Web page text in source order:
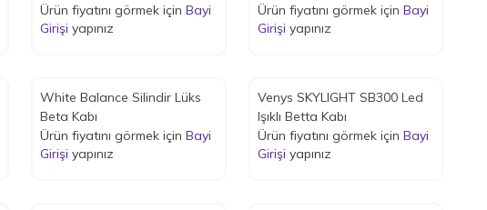
Ürün fiyatını görmek için Bayi
Girişi yapınız
Ürün fiyatını görmek için Bayi
Girişi yapınız
White Balance Silindir Lüks
Beta Kabı
Ürün fiyatını görmek için Bayi
Girişi yapınız
Venys SKYLIGHT SB300 Led
Işıklı Betta Kabı
Ürün fiyatını görmek için Bayi
Girişi yapınız